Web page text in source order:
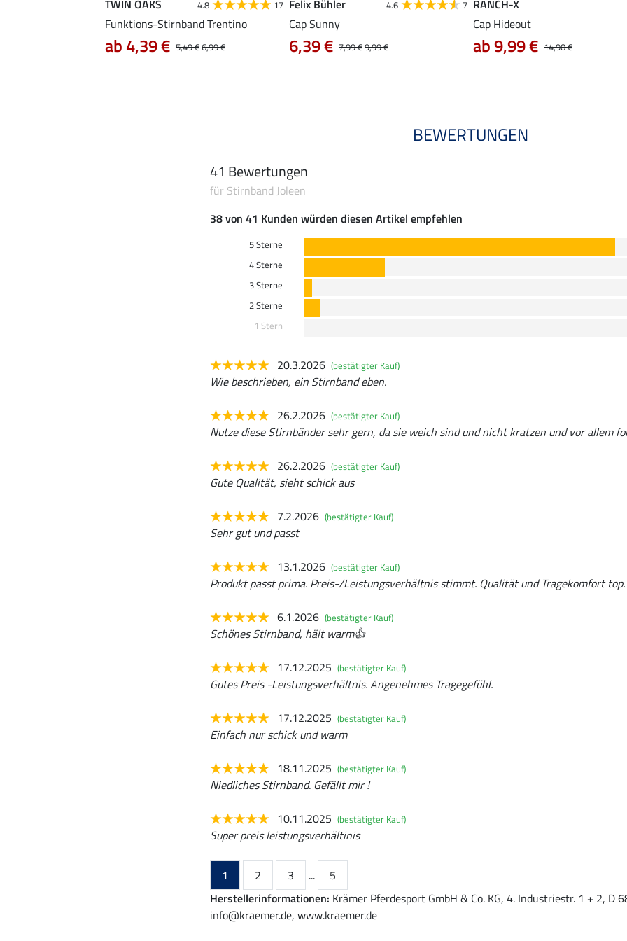
TWIN OAKS 4.8 17
Funktions-Stirnband Trentino
5,49 €6,99 €
ab 4,39 €
Felix Bühler 4.6 7
Cap Sunny
7,99 €9,99 €
6,39 €
RANCH-X
Cap Hideout
14,90 €
ab 9,99 €
BEWERTUNGEN
41 Bewertungen
für Stirnband Joleen
38 von 41 Kunden würden diesen Artikel empfehlen
5 Sterne
4 Sterne
3 Sterne
2 Sterne
1 Stern
20.3.2026 (bestätigter Kauf)
Wie beschrieben, ein Stirnband eben.
26.2.2026 (bestätigter Kauf)
Nutze diese Stirnbänder sehr gern, da sie weich sind und nicht kratzen und vor allem
26.2.2026 (bestätigter Kauf)
Gute Qualität, sieht schick aus
7.2.2026 (bestätigter Kauf)
Sehr gut und passt
13.1.2026 (bestätigter Kauf)
Produkt passt prima. Preis-/Leistungsverhältnis stimmt. Qualität und Tragekomfort top.
6.1.2026 (bestätigter Kauf)
Schönes Stirnband, hält warm👍
17.12.2025 (bestätigter Kauf)
Gutes Preis -Leistungsverhältnis. Angenehmes Tragegefühl.
17.12.2025 (bestätigter Kauf)
Einfach nur schick und warm
18.11.2025 (bestätigter Kauf)
Niedliches Stirnband. Gefällt mir !
10.11.2025 (bestätigter Kauf)
Super preis leistungsverhältinis
1 2 3 ...
5
Herstellerinformationen: Krämer Pferdesport GmbH & Co. KG, 4. Industriestr. 1 + 2, D
info@kraemer.de, www.kraemer.de